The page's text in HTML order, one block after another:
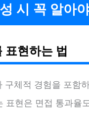
시 꼭 알아
표현하는 법
구체적 경험을 포함
표현은 면접 통과율도